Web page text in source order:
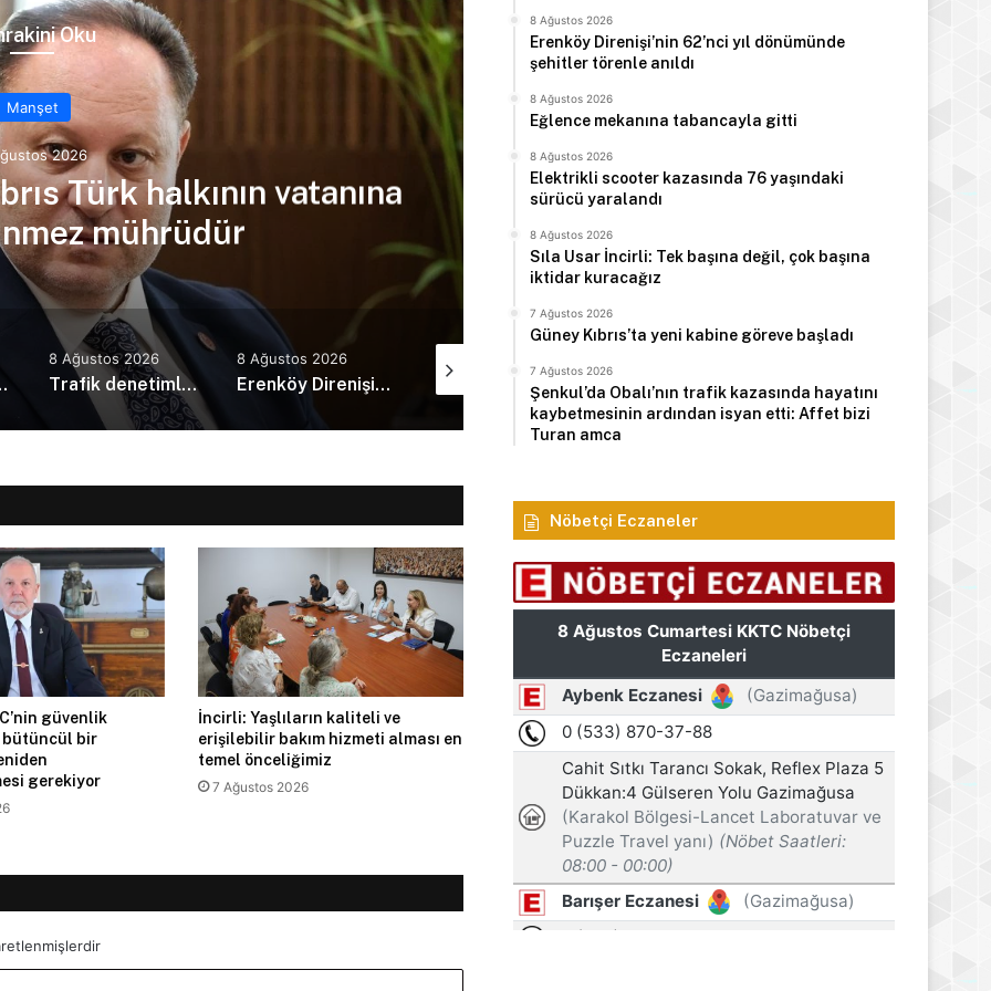
Oku
Manşet
2026
Türk halkının vatanına
mührüdür
Öztürkler: Erenköy, Kıbrıs
silinmez mührüdür
8 Ağustos 2026
Trafik denetimlerinde 520 sürücü rapor edildi
8 Ağustos 2026
Erenköy Direnişi’nin 62’nci yıl dönümünde şehitler törenle anıldı Eğlence mekanına tabancayla gitti
güvenlik
bütüncül bir
gerekiyor
İncirli: Yaşlıların kaliteli ve
erişilebilir bakım hizmeti alması en
temel önceliğimiz
7 Ağustos 2026
8 Ağustos 2026
Erenköy Direnişi’nin 62’nci yıl dönümünde
şehitler törenle anıldı
8 Ağustos 2026
Eğlence mekanına tabancayla gitti
8 Ağustos 2026
Elektrikli scooter kazasında 76 yaşındaki
sürücü yaralandı
8 Ağustos 2026
Sıla Usar İncirli: Tek başına değil, çok başına
iktidar kuracağız
7 Ağustos 2026
Güney Kıbrıs’ta yeni kabine göreve başladı
7 Ağustos 2026
Şenkul’da Obalı’nın trafik kazasında hayatını
kaybetmesinin ardından isyan etti: Affet bizi
Turan amca
Nöbetçi Eczaneler